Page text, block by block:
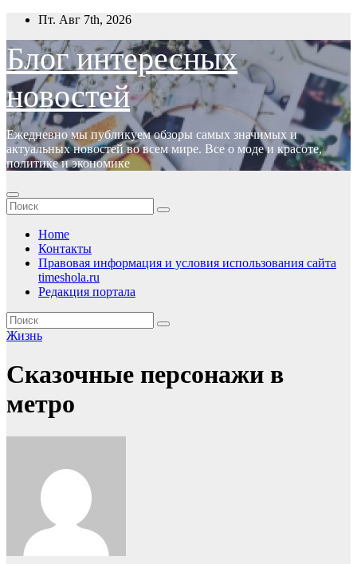
Перейти
содержимому
Пт. Авг 7th, 2026
Блог интересных
новостей
Ежедневно мы публикуем обзоры самых значимых и
актуальных новостей во всем мире. Все о моде и красоте,
политике и экономике
Home
Контакты
Правовая информация и условия использования сайта
timeshola.ru
Редакция портала
Жизнь
Сказочные персонажи в
метро